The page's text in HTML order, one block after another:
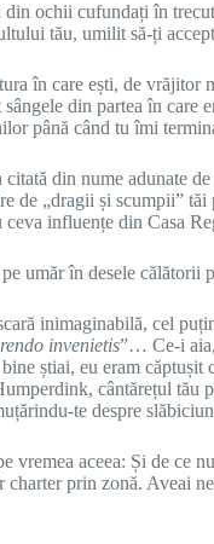
ochii cufundați în
tău, umilit să-ți
în care ești, de vrăjitor
din partea în care
până când tu îmi
din nume adunate
de „dragii și scumpii”
influențe din Casa
umăr în desele
inimaginabilă, cel
invenietis”… Ce-i aia,
știai, eu eram căptușit
cântărețul tău
te despre
vremea aceea: Și de ce
prin zonă. Aveai